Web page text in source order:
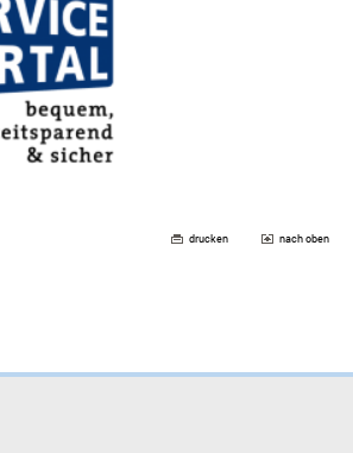
drucken nach oben